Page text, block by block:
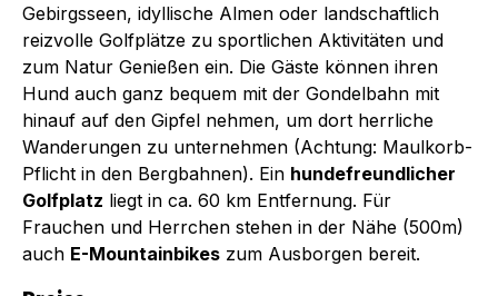
Gebirgsseen, idyllische Almen oder landschaftlich
reizvolle Golfplätze zu sportlichen Aktivitäten und
zum Natur Genießen ein. Die Gäste können ihren
Hund auch ganz bequem mit der Gondelbahn mit
hinauf auf den Gipfel nehmen, um dort herrliche
Wanderungen zu unternehmen (Achtung: Maulkorb-
Pflicht in den Bergbahnen). Ein hundefreundlicher
Golfplatz liegt in ca. 60 km Entfernung. Für
Frauchen und Herrchen stehen in der Nähe (500m)
auch E-Mountainbikes zum Ausborgen bereit.